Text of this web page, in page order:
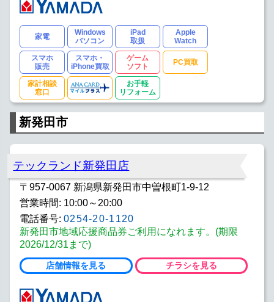
家電
Windows
パソコン
iPad
取扱
Apple
Watch
スマホ
販売
スマホ・
iPhone買取
ゲーム
ソフト
PC買取
家計相談
窓口
お手軽
リフォーム
新発田市
テックランド新発田店
〒957-0067 新潟県新発田市中曽根町1-9-12
営業時間: 10:00～20:00
電話番号: 0254-20-1120
新発田市地域応援商品券ご利用になれます。(期限
2026/12/31まで)
店舗情報を見る チラシを見る